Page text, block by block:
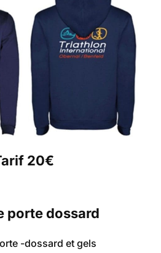
20€
porte dossard
-dossard et gels